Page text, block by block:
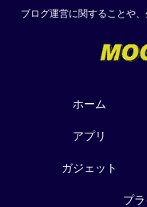
ブログ運営に関することや
ホーム
アプリ
ガジェット
プ